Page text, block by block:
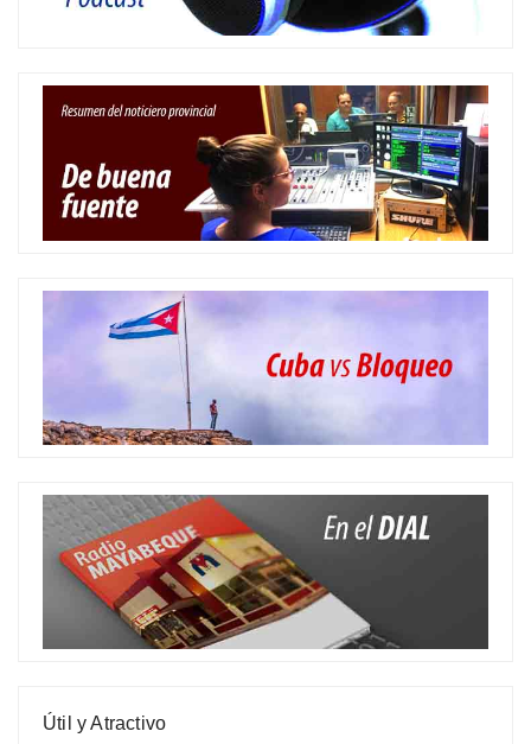
Útil y Atractivo